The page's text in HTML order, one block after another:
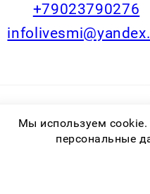
+79023790276
эл. почты:
технологий и
защищены
Мы используем
персональные